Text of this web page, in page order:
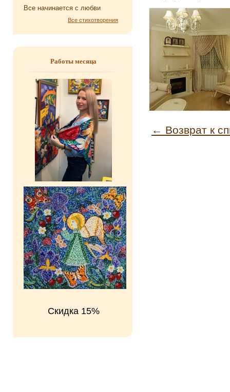
Все на­чи­на­ет­ся с любви
Все стихотворения
Работы месяца
Скидка 15%
← Возврат к